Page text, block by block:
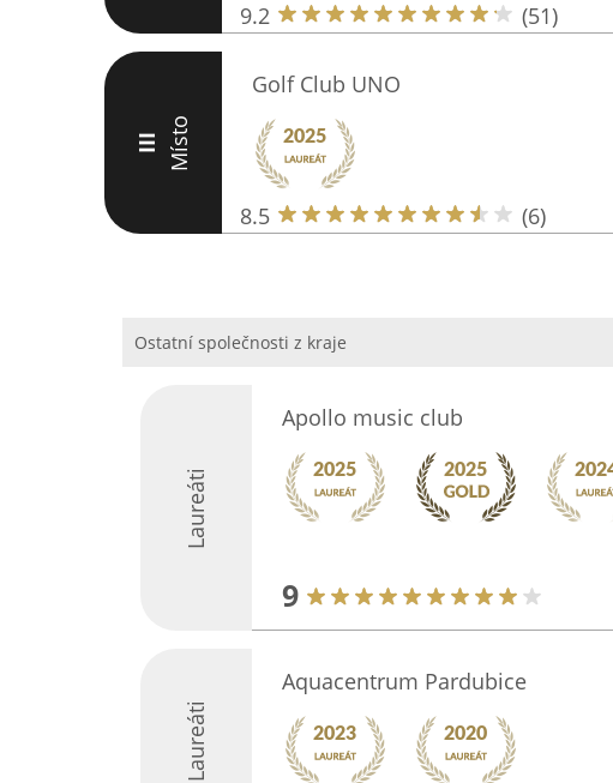
9.2 (51)
III Místo
Golf Club UNO
8.5 (6)
Ostatní společnosti z kraje
Laureáti
Apollo music club
9
Laureáti
Aquacentrum Pardubice